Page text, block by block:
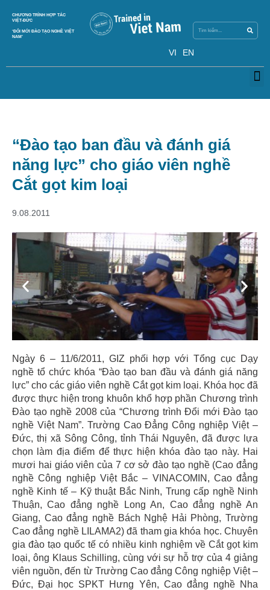
CHƯƠNG TRÌNH HỢP TÁC
VIỆT-ĐỨC
‘ĐỔI MỚI ĐÀO TẠO NGHỀ VIỆT
NAM’
VI EN
“Đào tạo ban đầu và đánh giá
năng lực” cho giáo viên nghề
Cắt gọt kim loại
9.08.2011
Previous Next
Ngày 6 – 11/6/2011, GIZ phối hợp với Tổng cục Dạy
nghề tổ chức khóa “Đào tạo ban đầu và đánh giá năng
lực” cho các giáo viên nghề Cắt gọt kim loại. Khóa học đã
được thực hiện trong khuôn khổ hợp phần Chương trình
Đào tạo nghề 2008 của “Chương trình Đổi mới Đào tạo
nghề Việt Nam”. Trường Cao Đẳng Công nghiệp Việt –
Đức, thị xã Sông Công, tỉnh Thái Nguyên, đã được lựa
chọn làm địa điểm để thực hiện khóa đào tạo này. Hai
mươi hai giáo viên của 7 cơ sở đào tạo nghề (Cao đẳng
nghề Công nghiệp Việt Bắc – VINACOMIN, Cao đẳng
nghề Kinh tế – Kỹ thuật Bắc Ninh, Trung cấp nghề Ninh
Thuận, Cao đẳng nghề Long An, Cao đẳng nghề An
Giang, Cao đẳng nghề Bách Nghệ Hải Phòng, Trường
Cao đẳng nghề LILAMA2) đã tham gia khóa học. Chuyên
gia đào tạo quốc tế có nhiều kinh nghiệm về Cắt gọt kim
loại, ông Klaus Schilling, cùng với sự hỗ trợ của 4 giảng
viên nguồn, đến từ Trường Cao đẳng Công nghiệp Việt –
Đức, Đại học SPKT Hưng Yên, Cao đẳng nghề Nha